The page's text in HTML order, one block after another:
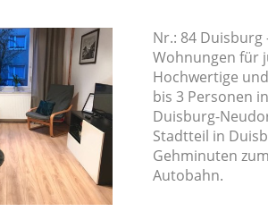
Nr.: 84 Duisburg
Wohnungen für
Hochwertige
bis 3 Personen
Duisburg-
Stadtteil in
Gehminuten
Autobahn.